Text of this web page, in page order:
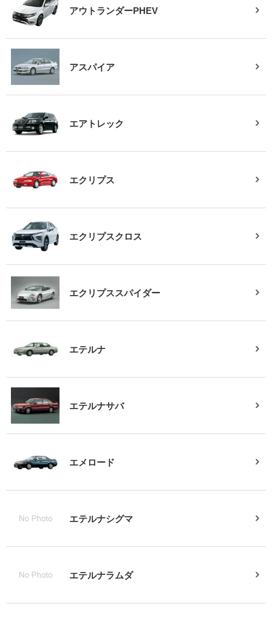
アウトランダーPHEV
アスパイア
エアトレック
エクリプス
エクリプスクロス
エクリプススパイダー
エテルナ
エテルナサバ
エメロード
エテルナシグマ
エテルナラムダ